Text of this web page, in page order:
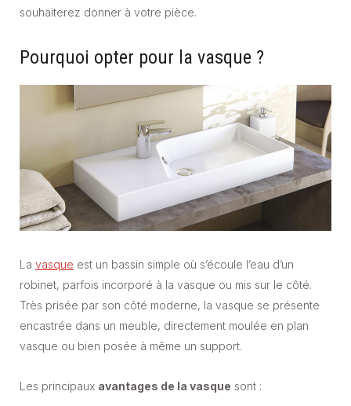
souhaiterez donner à votre pièce.
Pourquoi opter pour la vasque ?
La vasque est un bassin simple où s’écoule l’eau d’un
robinet, parfois incorporé à la vasque ou mis sur le côté.
Très prisée par son côté moderne, la vasque se présente
encastrée dans un meuble, directement moulée en plan
vasque ou bien posée à même un support.
Les principaux avantages de la vasque sont :